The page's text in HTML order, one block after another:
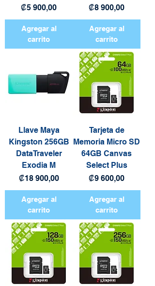
Precio
₡5 900,00
Agregar al
carrito
Precio
₡8 900,00
Agregar al
carrito
Llave Maya
Kingston 256GB
DataTraveler
Exodia M
Precio
₡18 900,00
Agregar al
carrito
Tarjeta de
Memoria Micro SD
64GB Canvas
Select Plus
Precio
₡9 600,00
Agregar al
carrito